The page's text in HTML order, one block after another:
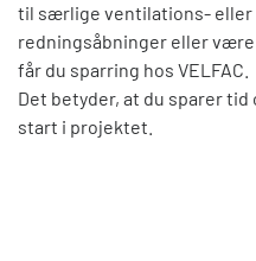
til særlige ventilations- eller
redningsåbninger eller
får du sparring hos VELFAC.
Det betyder, at du sparer
start i projektet.